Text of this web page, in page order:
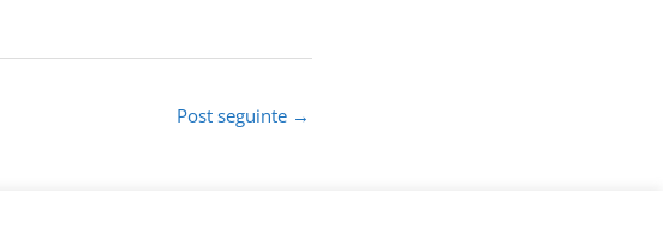
Post seguinte →